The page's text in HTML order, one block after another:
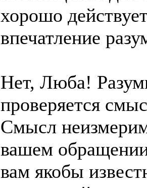
хорошо
впечатление
Нет, Люба!
проверяется
Смысл
вашем
вам якобы